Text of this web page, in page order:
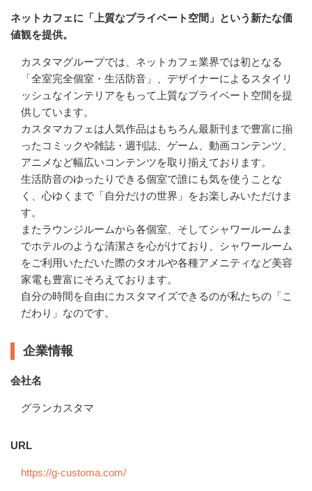
ネットカフェに「上質なプライベート空間」という新たな価
値観を提供。
カスタマグループでは、ネットカフェ業界では初となる
「全室完全個室・生活防音」、デザイナーによるスタイリ
ッシュなインテリアをもって上質なプライベート空間を提
供しています。
カスタマカフェは人気作品はもちろん最新刊まで豊富に揃
ったコミックや雑誌・週刊誌、ゲーム、動画コンテンツ、
アニメなど幅広いコンテンツを取り揃えております。
生活防音のゆったりできる個室で誰にも気を使うことな
く、心ゆくまで「自分だけの世界」をお楽しみいただけま
す。
またラウンジルームから各個室、そしてシャワールームま
でホテルのような清潔さを心がけており、シャワールーム
をご利用いただいた際のタオルや各種アメニティなど美容
家電も豊富にそろえております。
自分の時間を自由にカスタマイズできるのが私たちの「こ
だわり」なのです。
企業情報
会社名
グランカスタマ
URL
https://g-customa.com/